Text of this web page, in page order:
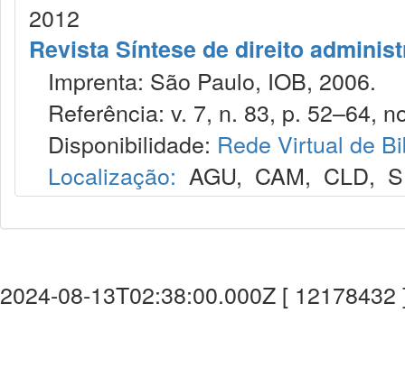
2012
Revista Síntese de direito
Imprenta: São Paulo, IOB, 2006.
Referência: v. 7, n. 83, p. 52–64,
Disponibilidade: Rede Virtual de
Localização: AGU, CAM, CLD,
2024-08-13T02:38:00.000Z [ 12178432